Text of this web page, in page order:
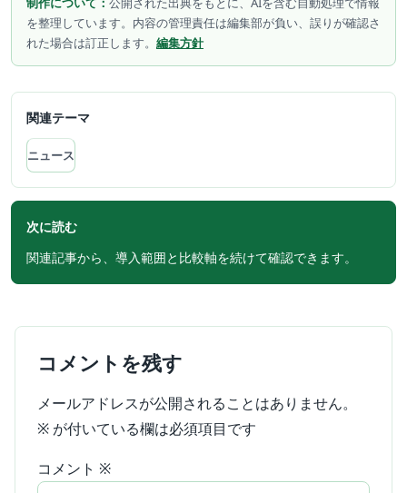
を整理しています。内容の管理責任は編集部が負い、誤りが確認さ
れた場合は訂正します。 編集方針
関連テーマ
ニュース
次に読む
関連記事から、導入範囲と比較軸を続けて確認できます。
コメントを残す
メールアドレスが公開されることはありません。
※ が付いている欄は必須項目です
コメント ※